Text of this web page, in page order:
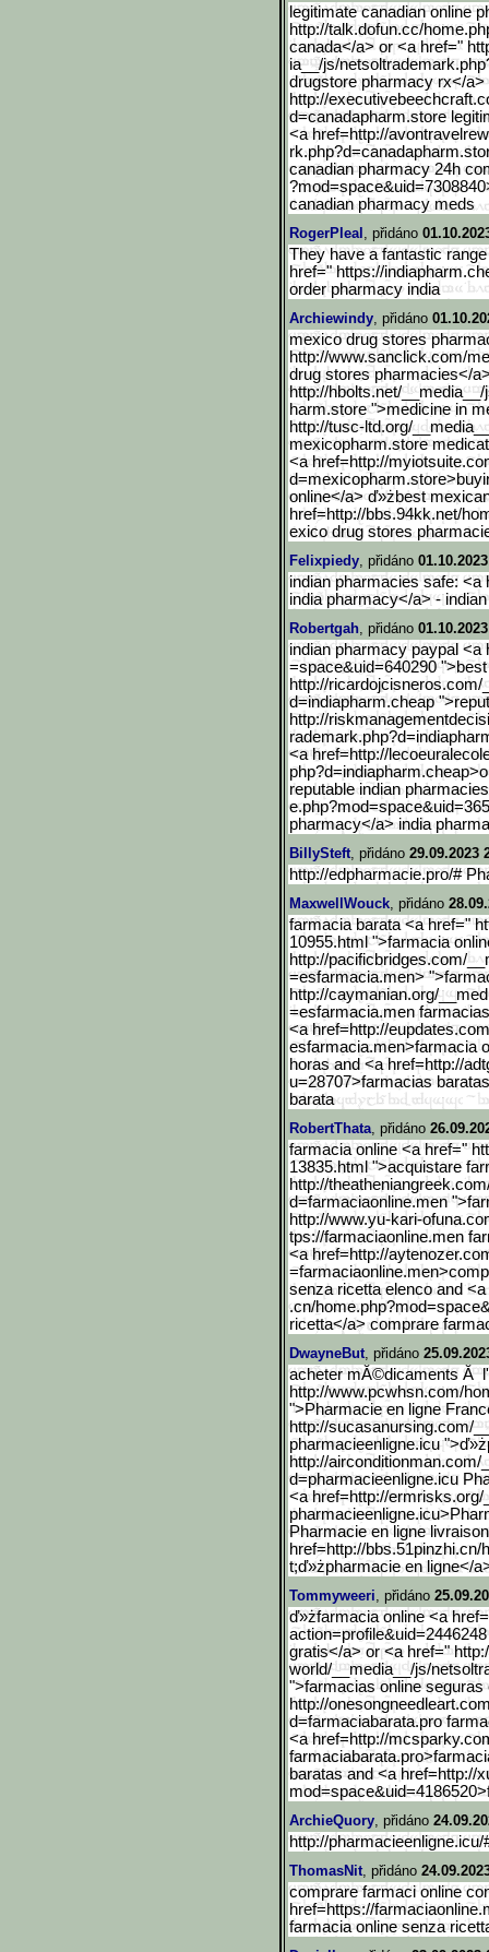
legitimate canadian online
http://talk.dofun.cc/
canada</a> or <a href="
ia__/js/
drugstore pharmacy rx</a>
http://executivebeechcraf
d=canadapharm.store
<a href=http://
canadian pharmacy 24h
canadian pharmacy meds
RogerPleal , přidáno
They have a fantastic
href=" https://
order pharmacy india
Archiewindy, přidáno
mexico drug stores
http://www.sanclick.com/
drug stores pharmacies</
http://hbolts.net/__media__/
harm.store ">medicine in
http://tusc-ltd.org/__med
mexicopharm.store
<a href=http://
online</a> ď»żbest
href=http://bbs.94kk.net/
exico drug stores
Felixpiedy, přidáno
indian pharmacies safe: <a
india pharmacy</a> -
Robertgah, přidáno
indian pharmacy paypal <a
=space&uid=640290
http://ricardojcisneros.com/
d=indiapharm.cheap
http://riskmanagementdeci
<a href=http://
reputable indian
pharmacy</a> india
BillySteft, přidáno 29.09.2023
http://edpharmacie.pro/#
MaxwellWouck, přidáno
farmacia barata <a href="
10955.html ">farmacia
http://pacificbridges.com/
=esfarmacia.men>
http://caymanian.org/__me
=esfarmacia.men
<a href=http://
esfarmacia.men>farmacia
horas and <a href=http://
u=28707>farmacias
barata
RobertThata, přidáno
farmacia online <a href="
13835.html ">acquistare
http://
d=farmaciaonline.men
http://www.yu-kari-ofuna.
tps://farmaciaonline.men
<a href=http://
senza ricetta elenco and
.cn/
ricetta</a> comprare
DwayneBut, přidáno
acheter mĂ©dicaments Ă
http://www.pcwhsn.com/
">Pharmacie en ligne
http://sucasanursing.com/
pharmacieenligne.icu
http://airconditionman.com/
d=pharmacieenligne.icu
<a href=http://ermrisks.org/
Pharmacie en ligne
href=http://bbs.51pinzhi.cn/
t;ď»żpharmacie en ligne</
Tommyweeri, přidáno
ď»żfarmacia online <a
action=profile&uid=2446
gratis</a> or <a href="
world/__media__/js/
">farmacias online seguras
http://onesongneedleart.c
d=farmaciabarata.pro
<a href=http://
baratas and <a href=http://
ArchieQuory, přidáno
http://
ThomasNit, přidáno
comprare farmaci online
href=https://
farmacia online senza